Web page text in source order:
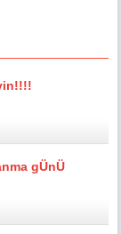
gÜnÜ